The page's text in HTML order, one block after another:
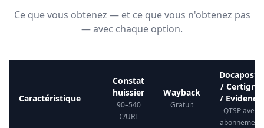
Ce que vous obtenez — et ce que vous n'obtenez pas
— avec chaque option.
Caractéristique
Constat
huissier
90–540
€/URL
Wayback
Gratuit
Docaposte
/ Certigna
/ Evidency
QTSP avec
abonnement